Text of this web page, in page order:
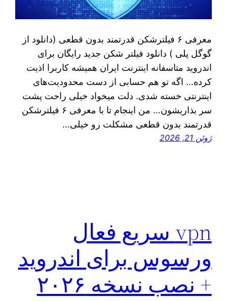
معرفی ۶ فیلترشکن قدرتمند بدون قطعی (دانلود از
گوگل پلی ) دانلود فیلتر شکن جدید رایگان برای
اندروید متاسفانه اینترنت ایران همیشه کاربرا اذیت
کرده… اگه تو هم حسابی از دست محدودیت‌های
اینترنتی خسته شدی. دلت میخواد خیلی راحت پشت
سر بذاریشون… من اینجام تا با معرفی ۶ فیلترشکن
قدرتمند بدون قطعی مشکلت رو خیلی…
ژوئن 21, 2026
vpn سریع فعال
ورسوس برای اندروید
+ نصب نسخه ۲۰۲۶